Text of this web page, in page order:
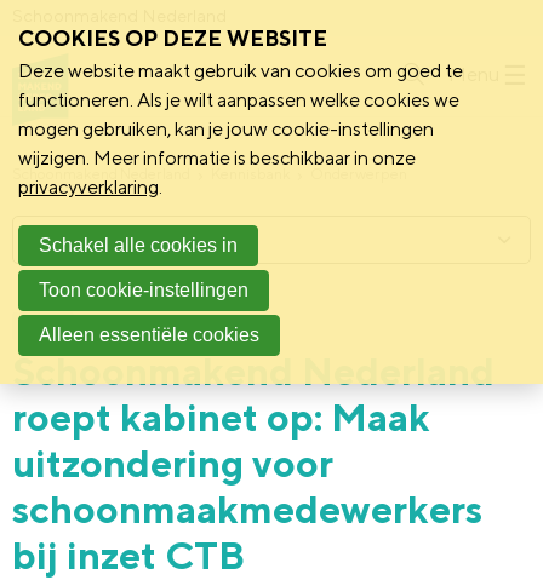
Menu
Schoonmakend Nederland
Nieuws 1 december 2021
Schoonmakend Nederland
roept kabinet op: Maak
uitzondering voor
schoonmaakmedewerkers
bij inzet CTB
Menu
COOKIES OP DEZE WEBSITE
Deze website maakt gebruik van cookies om goed te
functioneren. Als je wilt aanpassen welke cookies we
mogen gebruiken, kan je jouw cookie-instellingen
wijzigen. Meer informatie is beschikbaar in onze
privacyverklaring.
Schakel alle cookies in
Toon cookie-instellingen
Alleen essentiële cookies